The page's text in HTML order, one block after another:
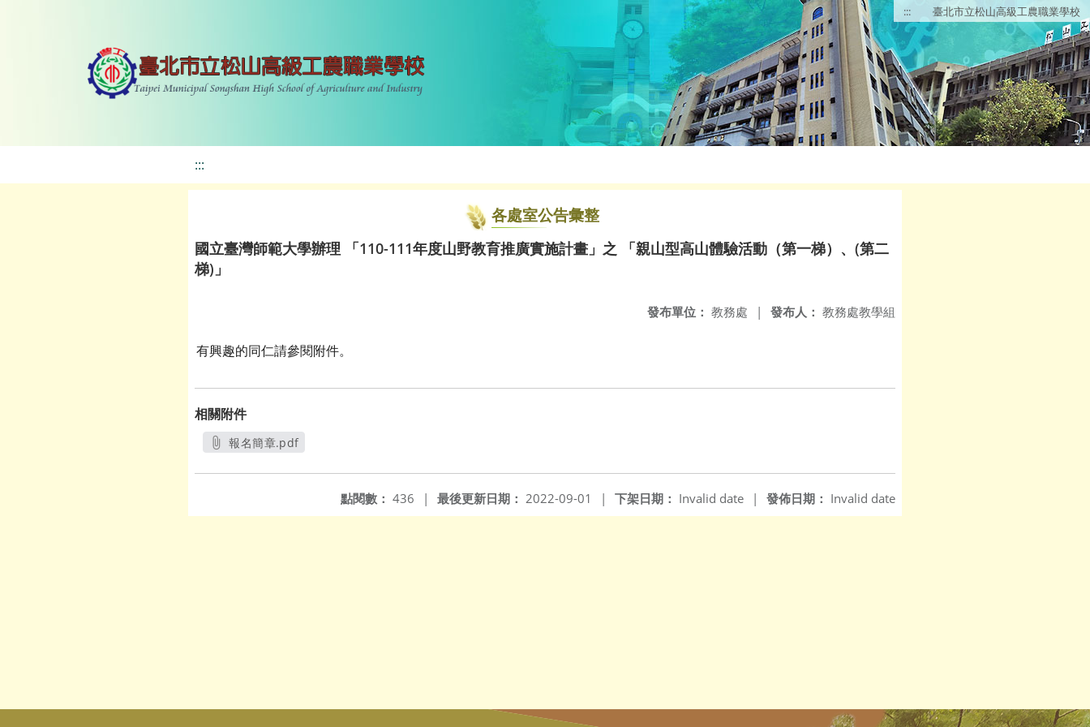
::: 臺北市立松山高級工農職業學校
:::
各處室公告彙整
國立臺灣師範大學辦理 「110-111年度山野教育推廣實施計畫」之 「親山型高山體驗活動（第一梯）、(第二
梯)」
發布人： 教務處教學組
發布單位： 教務處 |
有興趣的同仁請參閱附件。
相關附件
報名簡章.pdf
發佈日期： Invalid date
下架日期： Invalid date |
最後更新日期： 2022-09-01 |
點閱數： 436 |